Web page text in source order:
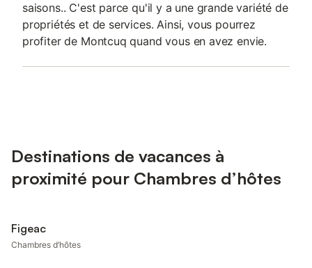
saisons.. C'est parce qu'il y a une grande variété de
propriétés et de services. Ainsi, vous pourrez
profiter de Montcuq quand vous en avez envie.
Destinations de vacances à
proximité pour Chambres d’hôtes
Figeac
Chambres d’hôtes